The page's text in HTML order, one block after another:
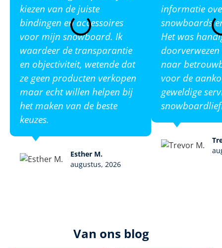
kiezen van de juiste
bindingen en accessoires
voor mijn snowboard. Ik
waardeer de transparantie
en objectiviteit, wetende dat
ze geen producten verkopen
maar echt willen helpen bij
het maken van de beste
keuzes.
Esther M.
augustus, 2026
informatie
snowboards
Het was
naar
voor de
geweldige
Van ons blog